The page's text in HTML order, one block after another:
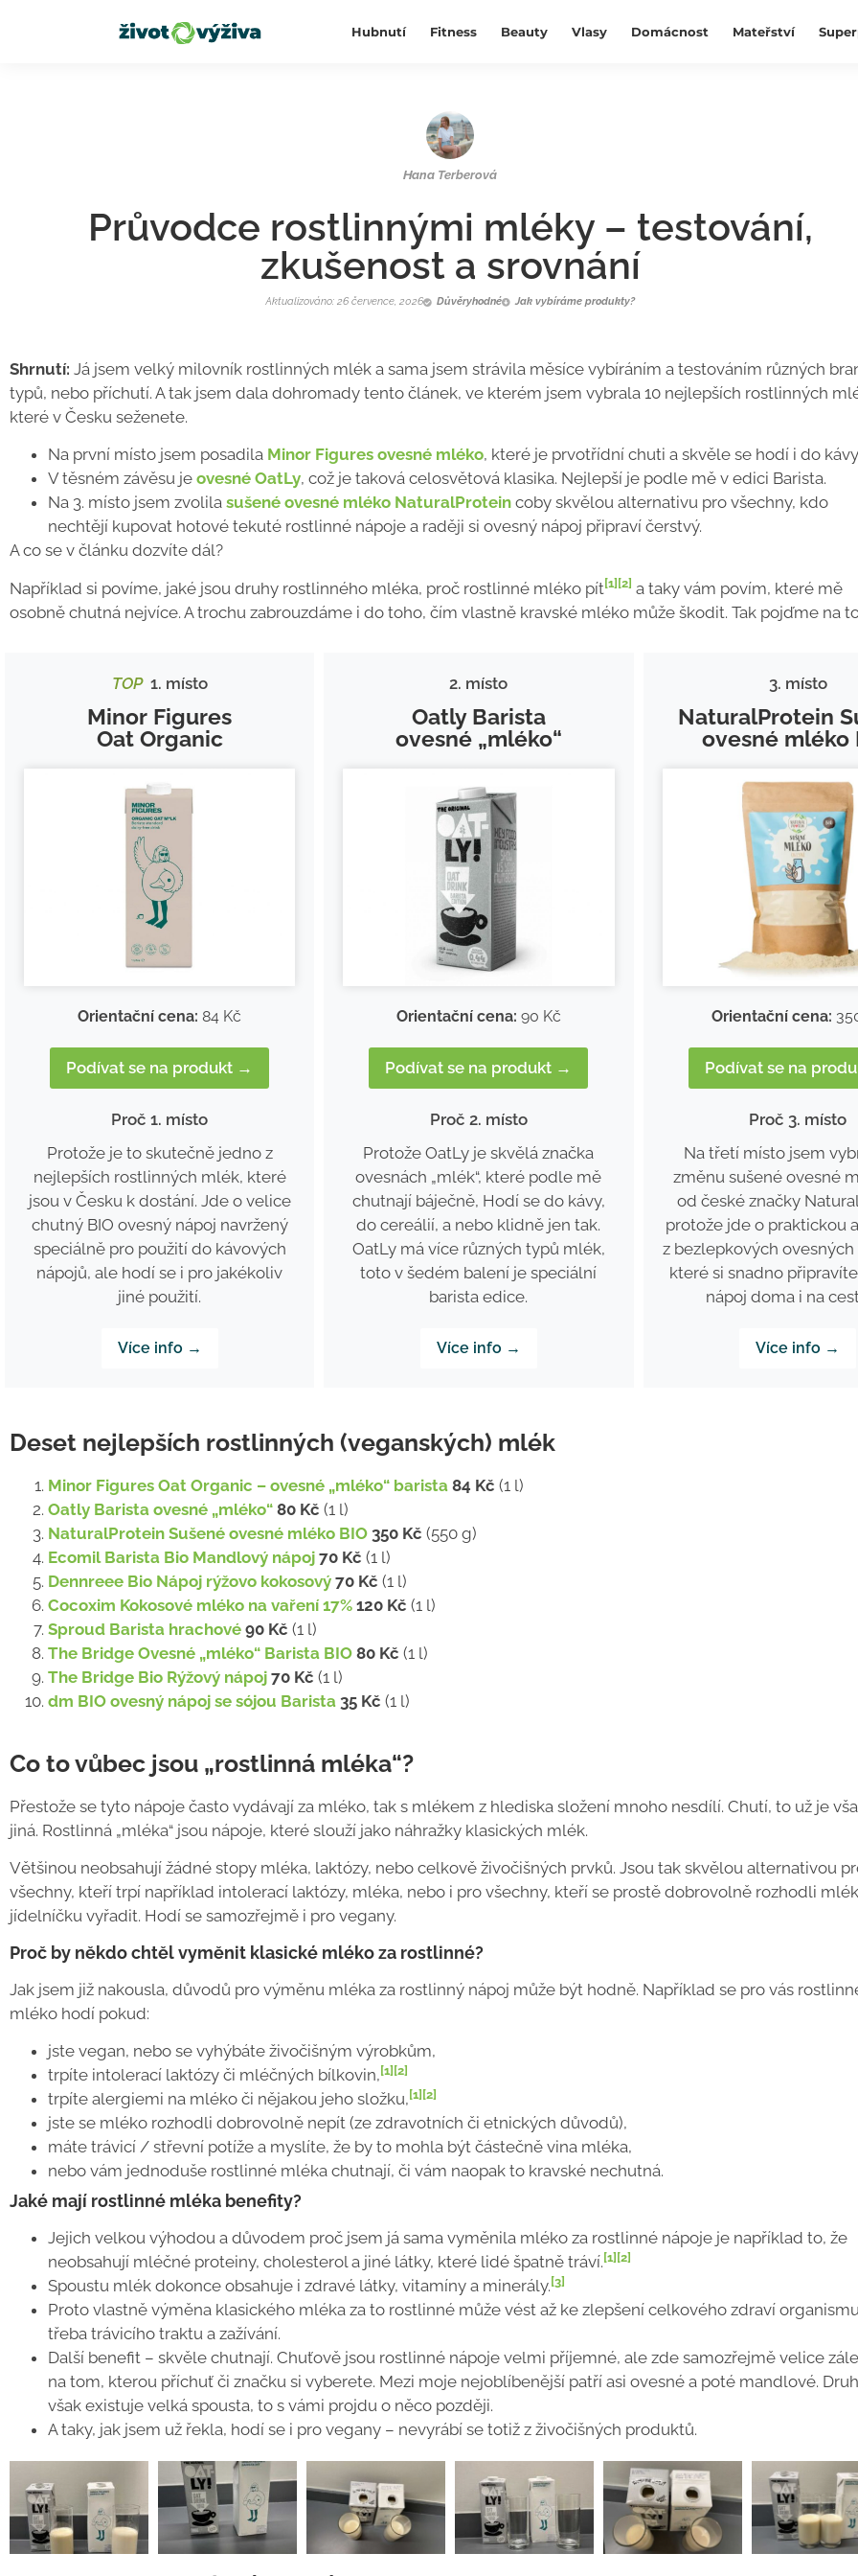
Hubnutí Fitness Beauty Vlasy Domácnost Mateřství
Hana Terberová
Průvodce rostlinnými mléky – testování,
zkušenost a srovnání
Aktualizováno: 26 července, 2026 Důvěryhodné Jak vybíráme produkty?
Shrnutí: Já jsem velký milovník rostlinných mlék a sama jsem strávila měsíce vybíráním a testováním různých
typů, nebo příchutí. A tak jsem dala dohromady tento článek, ve kterém jsem vybrala 10 nejlepších rostlinných
které v Česku seženete.
Na první místo jsem posadila Minor Figures ovesné mléko, které je prvotřídní chuti a skvěle se hodí i do
V těsném závěsu je ovesné OatLy, což je taková celosvětová klasika. Nejlepší je podle mě v edici Barista.
Na 3. místo jsem zvolila sušené ovesné mléko NaturalProtein coby skvělou alternativu pro všechny, kdo
nechtějí kupovat hotové tekuté rostlinné nápoje a raději si ovesný nápoj připraví čerstvý.
A co se v článku dozvíte dál?
Například si povíme, jaké jsou druhy rostlinného mléka, proč rostlinné mléko pít [1] [2] a taky vám povím, které mě
osobně chutná nejvíce. A trochu zabrouzdáme i do toho, čím vlastně kravské mléko může škodit. Tak pojďme na
TOP1. místo
Minor Figures
Oat Organic
Orientační cena: 84 Kč
Podívat se na produkt →
Proč 1. místo
Protože je to skutečně jedno z
nejlepších rostlinných mlék, které
jsou v Česku k dostání. Jde o velice
chutný BIO ovesný nápoj navržený
speciálně pro použití do kávových
nápojů, ale hodí se i pro jakékoliv
jiné použití.
Více info →
2. místo
Oatly Barista
ovesné „mléko“
Orientační cena: 90 Kč
Podívat se na produkt →
Proč 2. místo
Protože OatLy je skvělá značka
ovesnách „mlék“, které podle mě
chutnají báječně, Hodí se do kávy,
do cereálií, a nebo klidně jen tak.
OatLy má více různých typů mlék,
toto v šedém balení je speciální
barista edice.
Více info →
3. místo
NaturalProtein
ovesné mléko
Orientační cena:
Podívat se na
Proč 3. místo
Na třetí místo jsem
změnu sušené ovesné
od české značky
protože jde o praktickou
z bezlepkových
které si snadno
nápoj doma i na
Více info →
Deset nejlepších rostlinných (veganských) mlék
Minor Figures Oat Organic – ovesné „mléko“ barista 84 Kč (1 l)
Oatly Barista ovesné „mléko“ 80 Kč (1 l)
NaturalProtein Sušené ovesné mléko BIO 350 Kč (550 g)
Ecomil Barista Bio Mandlový nápoj 70 Kč (1 l)
Dennreee Bio Nápoj rýžovo kokosový 70 Kč (1 l)
Cocoxim Kokosové mléko na vaření 17% 120 Kč (1 l)
Sproud Barista hrachové 90 Kč (1 l)
The Bridge Ovesné „mléko“ Barista BIO 80 Kč (1 l)
The Bridge Bio Rýžový nápoj 70 Kč (1 l)
dm BIO ovesný nápoj se sójou Barista 35 Kč (1 l)
Co to vůbec jsou „rostlinná mléka“?
Přestože se tyto nápoje často vydávají za mléko, tak s mlékem z hlediska složení mnoho nesdílí. Chutí, to už je
jiná. Rostlinná „mléka“ jsou nápoje, které slouží jako náhražky klasických mlék.
Většinou neobsahují žádné stopy mléka, laktózy, nebo celkově živočišných prvků. Jsou tak skvělou alternativou
všechny, kteří trpí například intolerací laktózy, mléka, nebo i pro všechny, kteří se prostě dobrovolně rozhodli
jídelníčku vyřadit. Hodí se samozřejmě i pro vegany.
Proč by někdo chtěl vyměnit klasické mléko za rostlinné?
Jak jsem již nakousla, důvodů pro výměnu mléka za rostlinný nápoj může být hodně. Například se pro vás
mléko hodí pokud:
jste vegan, nebo se vyhýbáte živočišným výrobkům,
trpíte intolerací laktózy či mléčných bílkovin,[1][2]
trpíte alergiemi na mléko či nějakou jeho složku,[1][2]
jste se mléko rozhodli dobrovolně nepít (ze zdravotních či etnických důvodů),
máte trávicí / střevní potíže a myslíte, že by to mohla být částečně vina mléka,
nebo vám jednoduše rostlinné mléka chutnají, či vám naopak to kravské nechutná.
Jaké mají rostlinné mléka benefity?
Jejich velkou výhodou a důvodem proč jsem já sama vyměnila mléko za rostlinné nápoje je například to, že
neobsahují mléčné proteiny, cholesterol a jiné látky, které lidé špatně tráví.[1][2]
Spoustu mlék dokonce obsahuje i zdravé látky, vitamíny a minerály.[3]
Proto vlastně výměna klasického mléka za to rostlinné může vést až ke zlepšení celkového zdraví
třeba trávicího traktu a zažívání.
Další benefit – skvěle chutnají. Chuťově jsou rostlinné nápoje velmi příjemné, ale zde samozřejmě velice
na tom, kterou příchuť či značku si vyberete. Mezi moje nejoblíbenější patří asi ovesné a poté mandlové.
však existuje velká spousta, to s vámi projdu o něco později.
A taky, jak jsem už řekla, hodí se i pro vegany – nevyrábí se totiž z živočišných produktů.